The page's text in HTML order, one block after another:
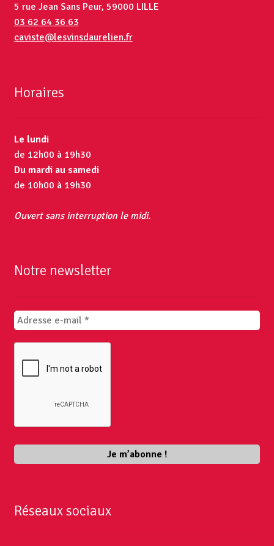
5 rue Jean Sans Peur, 59000 LILLE
03 62 64 36 63
caviste@lesvinsdaurelien.fr
Horaires
Le lundi
de 12h00 à 19h30
Du mardi au samedi
de 10h00 à 19h30
Ouvert sans interruption le midi.
Notre newsletter
Réseaux sociaux